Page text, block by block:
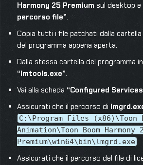
Harmony 25 Premium sul desktop e
percorso file”.
Copia tutti i file patchati dalla cartella
del programma appena aperta.
Dalla stessa cartella del programma
“lmtools.exe”.
Vai alla scheda “Configured
Assicurati che il percorso di
C:\Program Files (x86)\Toon
Animation\Toon Boom Harmony
Premium\win64\bin\lmgrd.exe
Assicurati che il percorso del file di